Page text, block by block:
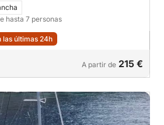
y La Marina de Valencia durante
incluido
hasta 7 personas
las últimas 24h
A partir de 215 €